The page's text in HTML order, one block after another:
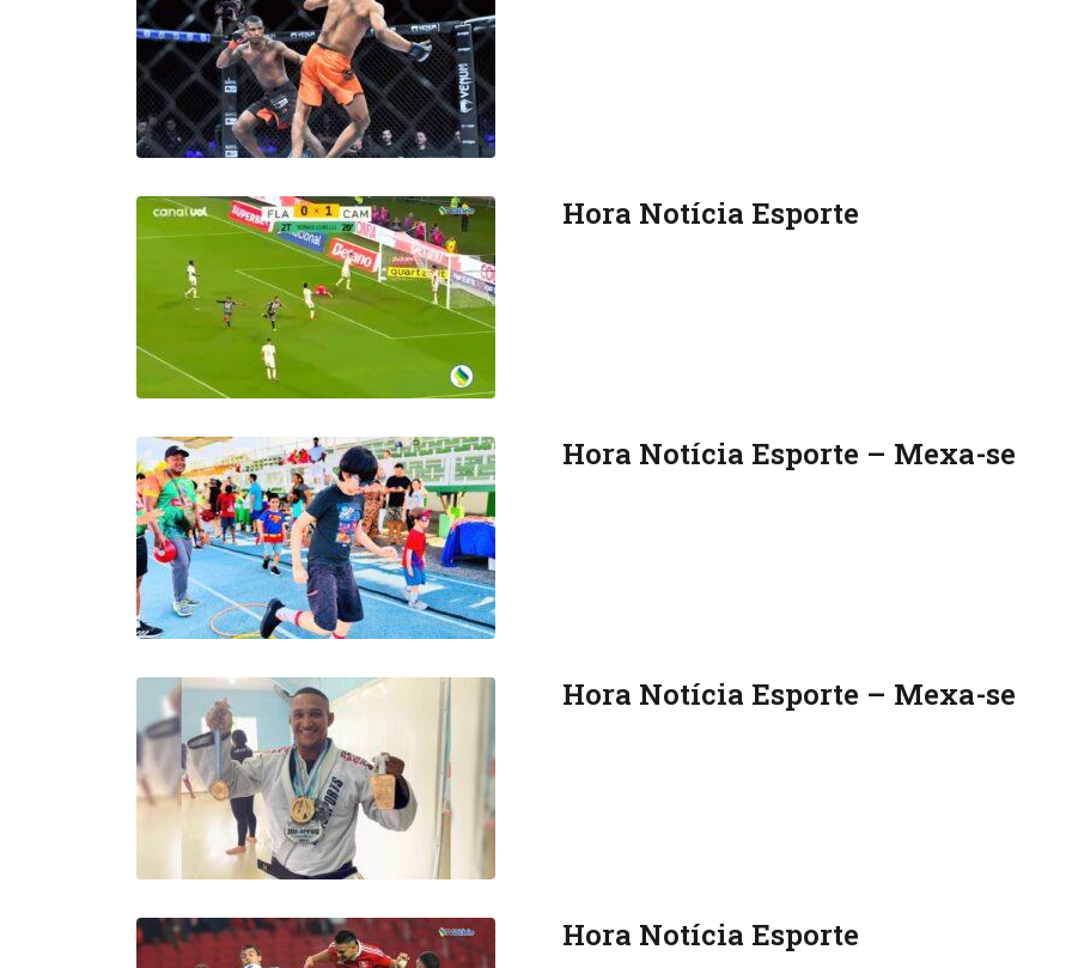
Hora Notícia Esporte
Hora Notícia Esporte – Mexa-se
Hora Notícia Esporte – Mexa-se
Hora Notícia Esporte